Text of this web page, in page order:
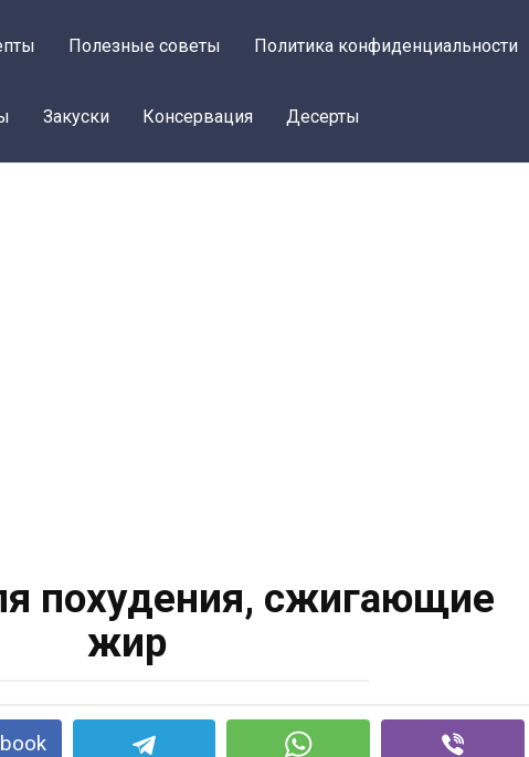
Полезные советы Политика конфиденциальности
Закуски Консервация Десерты
похудения, сжигающие
жир